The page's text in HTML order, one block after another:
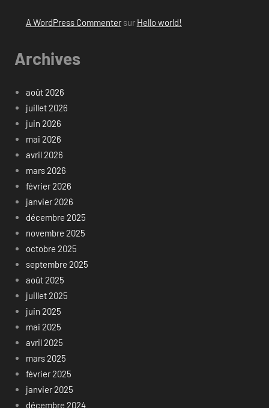
A WordPress Commentersur Hello world!
Archives
août 2026
juillet 2026
juin 2026
mai 2026
avril 2026
mars 2026
février 2026
janvier 2026
décembre 2025
novembre 2025
octobre 2025
septembre 2025
août 2025
juillet 2025
juin 2025
mai 2025
avril 2025
mars 2025
février 2025
janvier 2025
décembre 2024